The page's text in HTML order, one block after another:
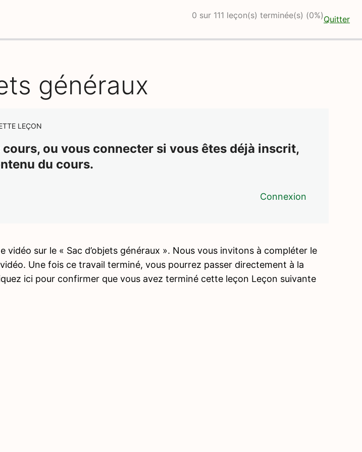
0 sur 111 leçon(s) terminée(s) (0%)Quitter
généraux
LEÇON
ou vous connecter si vous êtes déjà inscrit,
du cours.
Connexion
vidéo sur le « Sac d’objets généraux ». Nous vous invitons à compléter le
Une fois ce travail terminé, vous pourrez passer directement à la
ici pour confirmer que vous avez terminé cette leçon Leçon suivante